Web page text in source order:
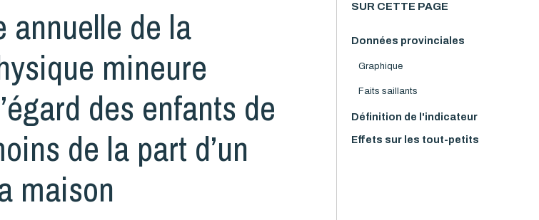
annuelle de la
mineure
des enfants de
de la part d’un
maison
SUR CETTE PAGE
Données provinciales
Graphique
Faits saillants
Définition de l'indicateur
Effets sur les tout-petits